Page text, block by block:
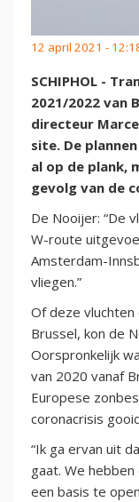
12 april 2021 -
SCHIPHOL -
2021/2022 van
directeur
site. De
al op de plank,
gevolg van de
De Nooijer: “De
W-route
Amsterdam-
vliegen.”
Of deze
Brussel, kon de
Oorspronkelijk
van 2020 vanaf
Europese
coronacrisis
“Ik ga ervan uit
gaat. We
een basis te